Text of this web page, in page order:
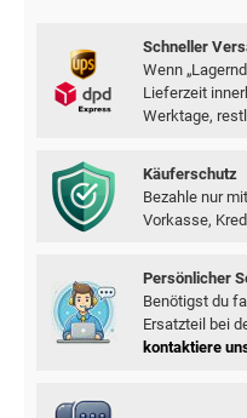
Schneller
Wenn
Lieferzeit
Werktage,
Käuferschutz
Bezahle nur mit
Vorkasse,
Persönlicher
Benötigst du
Ersatzteil bei
kontaktiere